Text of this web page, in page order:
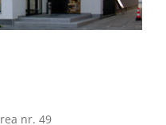
nr. 49